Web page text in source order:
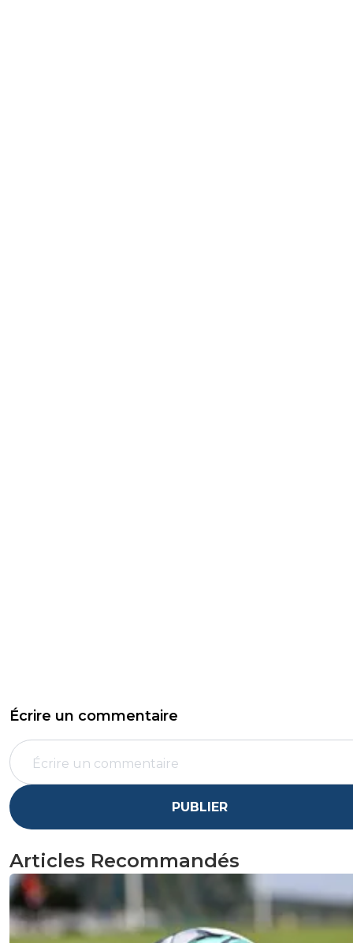
Écrire un commentaire
PUBLIER
Articles Recommandés